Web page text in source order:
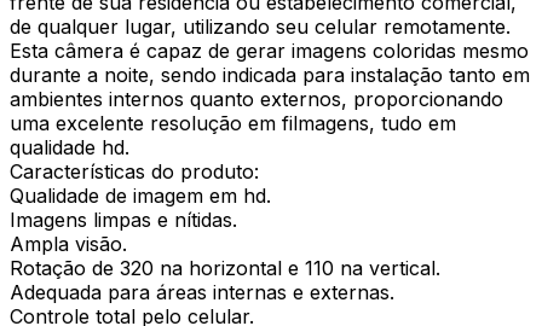
de qualquer lugar, utilizando seu celular remotamente.
Esta câmera é capaz de gerar imagens coloridas mesmo
durante a noite, sendo indicada para instalação tanto em
ambientes internos quanto externos, proporcionando
uma excelente resolução em filmagens, tudo em
qualidade hd.
Características do produto:
Qualidade de imagem em hd.
Imagens limpas e nítidas.
Ampla visão.
Rotação de 320 na horizontal e 110 na vertical.
Adequada para áreas internas e externas.
Controle total pelo celular.